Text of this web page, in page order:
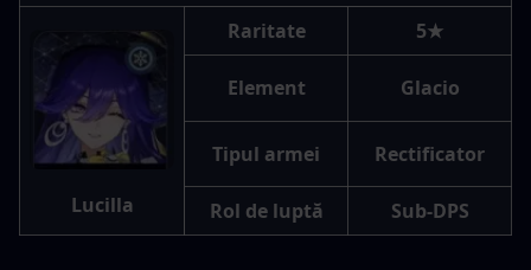
Lucilla
Raritate 5★
Element Glacio
Tipul armei Rectificator
Rol de luptă Sub-DPS